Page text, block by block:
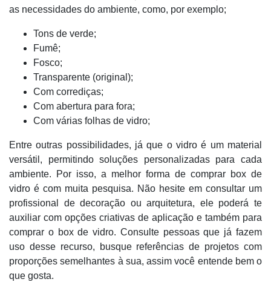
as necessidades do ambiente, como, por exemplo;
Tons de verde;
Fumê;
Fosco;
Transparente (original);
Com corrediças;
Com abertura para fora;
Com várias folhas de vidro;
Entre outras possibilidades, já que o vidro é um material
versátil, permitindo soluções personalizadas para cada
ambiente. Por isso, a melhor forma de comprar box de
vidro é com muita pesquisa. Não hesite em consultar um
profissional de decoração ou arquitetura, ele poderá te
auxiliar com opções criativas de aplicação e também para
comprar o box de vidro. Consulte pessoas que já fazem
uso desse recurso, busque referências de projetos com
proporções semelhantes à sua, assim você entende bem o
que gosta.